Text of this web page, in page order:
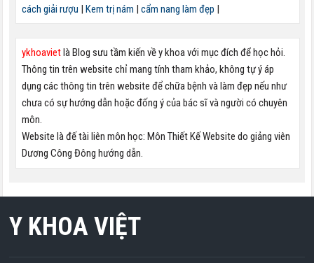
cách giải rượu | Kem trị nám | cẩm nang làm đẹp |
ykhoavietlà Blog sưu tầm kiến về y khoa với mục đích để học hỏi.
Thông tin trên website chỉ mang tính tham khảo, không tự ý áp
dụng các thông tin trên website để chữa bệnh và làm đẹp nếu như
chưa có sự hướng dẫn hoặc đống ý của bác sĩ và người có chuyên
môn.
Website là đế tài liên môn học: Môn Thiết Kế Website do giảng viên
Dương Công Đông hướng dẫn.
Y KHOA VIỆT